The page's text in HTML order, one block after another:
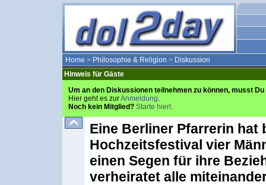
Home > Philosophie & Religion > Diskussion
Hinweis für Gäste
Um an den Diskussionen teilnehmen zu können, musst
Hier geht es zurAnmeldung.
Noch kein Mitglied? Starte hier!.
Eine Berliner Pfarrerin hat
Hochzeitsfestival vier
einen Segen für ihre
verheiratet alle